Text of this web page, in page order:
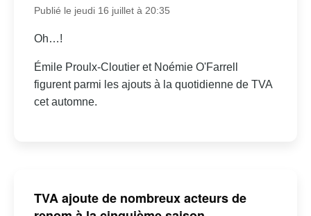
Publié le jeudi 16 juillet à 20:35
Oh…!
Émile Proulx-Cloutier et Noémie O'Farrell
figurent parmi les ajouts à la quotidienne de TVA
cet automne.
TVA ajoute de nombreux acteurs de